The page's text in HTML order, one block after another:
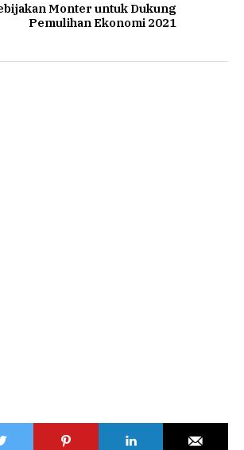
Monter untuk Dukung
Pemulihan Ekonomi 2021